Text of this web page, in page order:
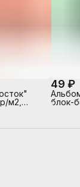
м2,
49 ₽
блок-